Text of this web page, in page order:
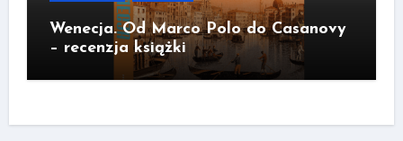
Wenecja. Od Marco Polo do Casanovy
– recenzja książki